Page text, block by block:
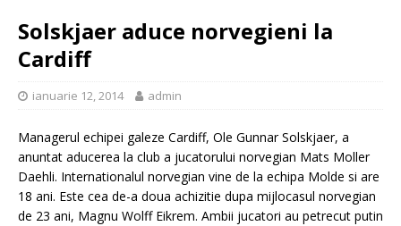
Solskjaer aduce norvegieni la
Cardiff
ianuarie 12, 2014 admin
Managerul echipei galeze Cardiff, Ole Gunnar Solskjaer, a
anuntat aducerea la club a jucatorului norvegian Mats Moller
Daehli. Internationalul norvegian vine de la echipa Molde si are
18 ani. Este cea de-a doua achizitie dupa mijlocasul norvegian
de 23 ani, Magnu Wolff Eikrem. Ambii jucatori au petrecut putin